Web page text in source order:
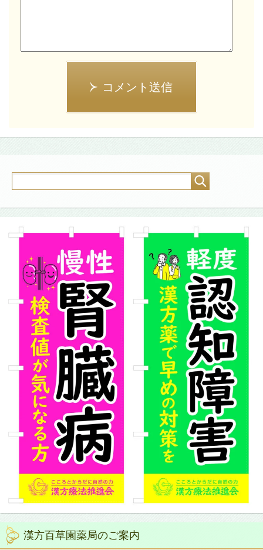
コメント送信
漢方百草園薬局のご案内